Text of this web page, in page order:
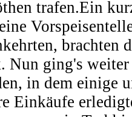
trafen.Ein
brachten
Nun ging's
in dem einige
Einkäufe